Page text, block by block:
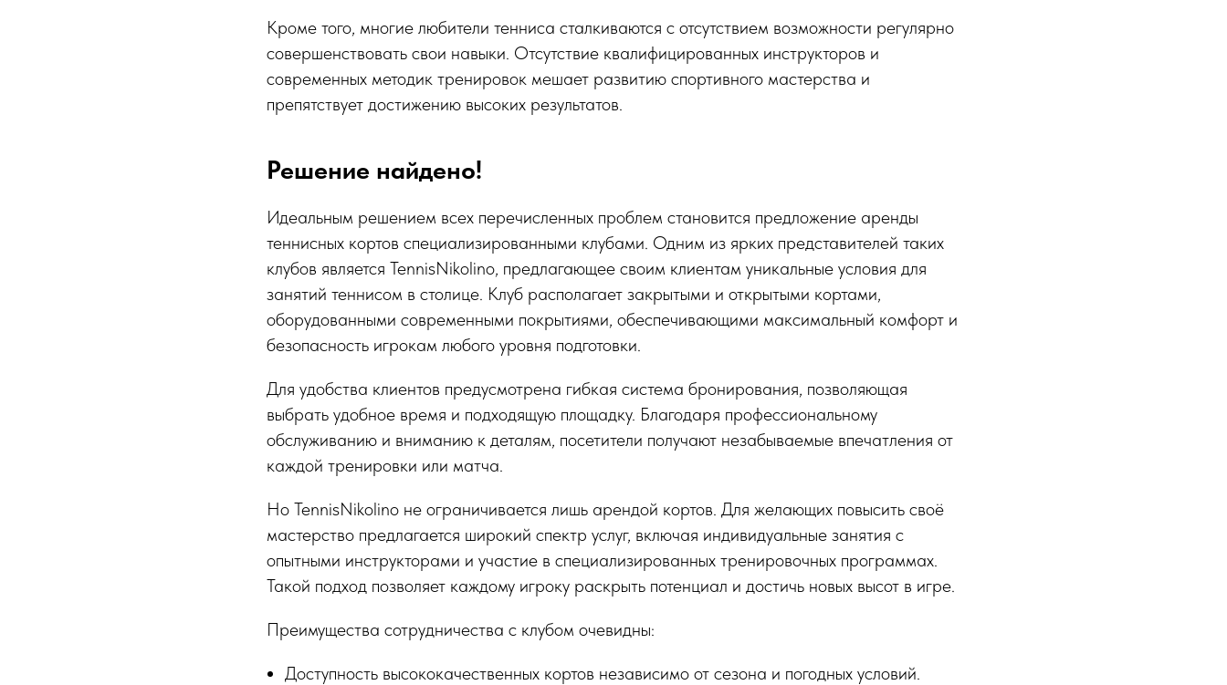
Кроме того, многие любители тенниса сталкиваются с отсутствием возможности регулярно
совершенствовать свои навыки. Отсутствие квалифицированных инструкторов и
современных методик тренировок мешает развитию спортивного мастерства и
препятствует достижению высоких результатов.
Решение найдено!
Идеальным решением всех перечисленных проблем становится предложение аренды
теннисных кортов специализированными клубами. Одним из ярких представителей таких
клубов является TennisNikolino, предлагающее своим клиентам уникальные условия для
занятий теннисом в столице. Клуб располагает закрытыми и открытыми кортами,
оборудованными современными покрытиями, обеспечивающими максимальный комфорт и
безопасность игрокам любого уровня подготовки.
Для удобства клиентов предусмотрена гибкая система бронирования, позволяющая
выбрать удобное время и подходящую площадку. Благодаря профессиональному
обслуживанию и вниманию к деталям, посетители получают незабываемые впечатления от
каждой тренировки или матча.
Но TennisNikolino не ограничивается лишь арендой кортов. Для желающих повысить своё
мастерство предлагается широкий спектр услуг, включая индивидуальные занятия с
опытными инструкторами и участие в специализированных тренировочных программах.
Такой подход позволяет каждому игроку раскрыть потенциал и достичь новых высот в игре.
Преимущества сотрудничества с клубом очевидны:
Доступность высококачественных кортов независимо от сезона и погодных условий.